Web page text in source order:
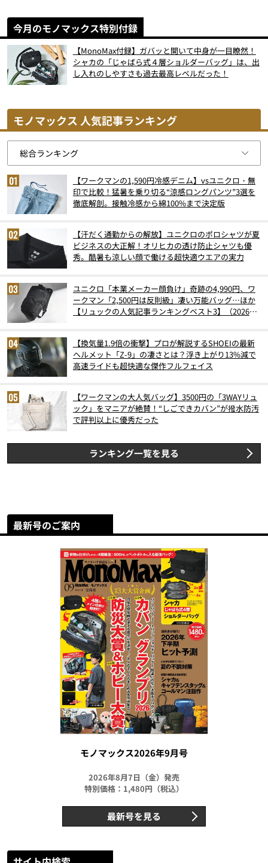
今月のモノマックス特別付録
【MonoMax付録】ガバッと開いて中身が一目瞭然！
シャカの「じゃばら式４層ショルダーバッグ」は、出
し入れのしやすさも過去最高レベルだった！
モノマックス 人気記事ランキング
【ワークマンの1,590円冷感デニム】vsユニクロ・無
印で比較！猛暑を乗り切る“涼感ロングパンツ”3選を
徹底解剖。接触冷感から綿100%まで決定版
【汗だく通勤からの解放】ユニクロのポロシャツが夏
ビジネスの大正解！オリヒカの透け防止シャツも優
秀。酷暑も涼しい顔で働ける超快適ウエアの実力
ユニクロ「本業メーカー顔負け」奇跡の4,990円、ワ
ークマン「2,500円は反則級」凄い万能バッグ…ほか
【リュックの人気記事ランキングベスト3】（2026年
【換気量1.9倍の衝撃】プロが解説するSHOEIの最新
ヘルメット「Z-9」の凄さとは？浮き上がり13%減で
高速ライドも超快適な傑作フルフェイス
【ワークマンの大人気バッグ】3500円の「3WAYリュ
ック」をマニアが絶賛！“しごできカバン”が撥水防汚
で評判以上に優秀だった
ランキング一覧を見る
最新号のご案内
モノマックス2026年9月号
2026年8月7日（金）発売
特別価格：1,480円（税込）
最新号を見る